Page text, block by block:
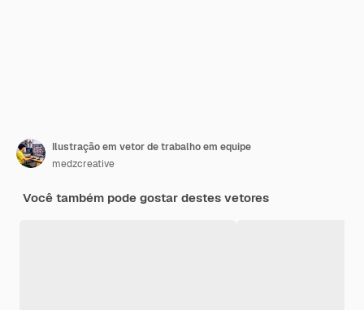
Ilustração em vetor de trabalho em equipe
medzcreative
Você também pode gostar destes vetores